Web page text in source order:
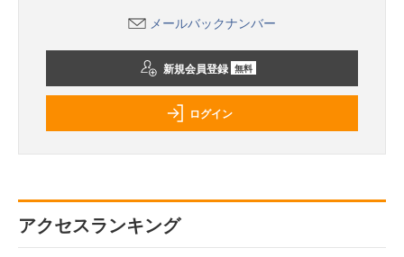
メールバックナンバー
新規会員登録 無料
ログイン
アクセスランキング